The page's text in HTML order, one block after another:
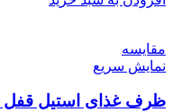
مقايسه
نمایش سریع
ظرف غذای استیل قفل‌